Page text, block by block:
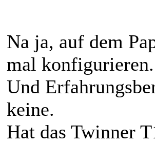
Na ja, auf dem
mal
Und
keine.
Hat das Twinner